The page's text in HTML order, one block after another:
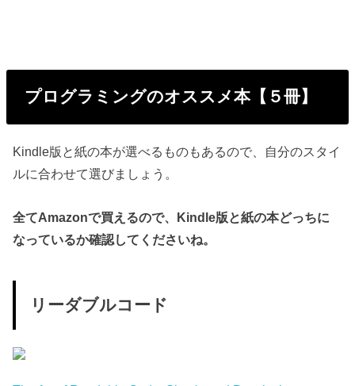
プログラミングのオススメ本【５冊】
Kindle版と紙の本が選べるものもあるので、自分のスタイ
ルに合わせて選びましょう。
全てAmazonで買えるので、Kindle版と紙の本どっちに
なっているか確認してくださいね。
リーダブルコード